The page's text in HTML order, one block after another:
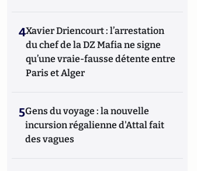
4Xavier Driencourt : l’arrestation
du chef de la DZ Mafia ne signe
qu’une vraie-fausse détente entre
Paris et Alger
5Gens du voyage : la nouvelle
incursion régalienne d'Attal fait
des vagues